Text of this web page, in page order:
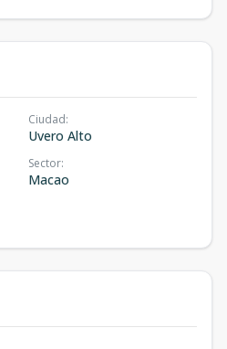
Ciudad:
Uvero Alto
Sector:
Macao